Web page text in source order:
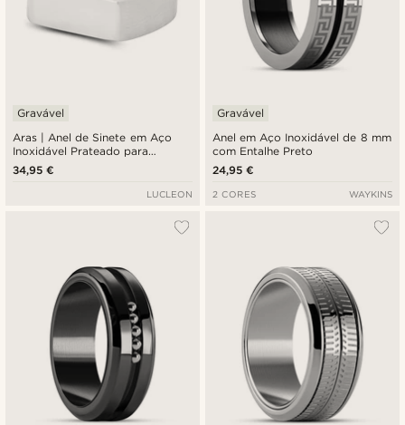
Aras | Anel de Sinete em Aço
Inoxidável Prateado para
Mindinho
Gravável
34,95 €
LUCLEON
Anel em Aço Inoxidável de 8 mm
com Entalhe Preto
Gravável
24,95 €
2 CORES WAYKINS